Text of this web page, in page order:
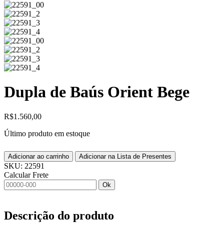
Dupla de Baús Orient Bege
R$1.560,00
Último produto em estoque
Adicionar ao carrinho Adicionar na Lista de Presentes
SKU: 22591
Calcular Frete
Ok
Descrição do produto